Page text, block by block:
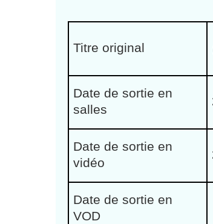
Titre original
Date de sortie en
salles
Date de sortie en
vidéo
Date de sortie en
VOD